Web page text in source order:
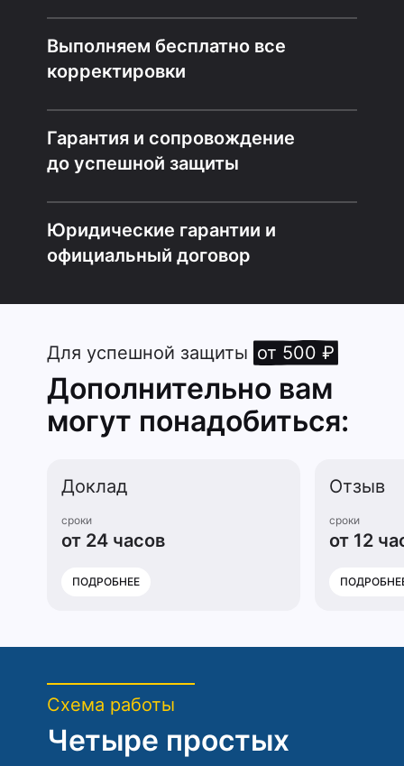
Выполняем бесплатно все
корректировки
Гарантия и сопровождение
до успешной защиты
Юридические гарантии и
официальный договор
Для успешной защиты от 500 ₽
Дополнительно вам
могут понадобиться:
Доклад
сроки
от 24 часов
ПОДРОБНЕЕ
Отзыв
сроки
от 12
Схема работы
Четыре простых